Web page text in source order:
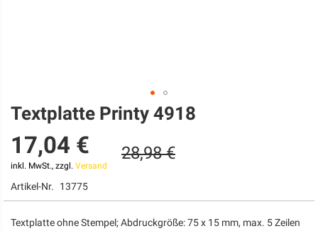
Zum
Anfang
der
Bildgalerie
springen
Textplatte Printy 4918
17,04 €
inkl. MwSt., zzgl. Versand
28,98 €
Artikel-Nr. 13775
Textplatte ohne Stempel; Abdruckgröße: 75 x 15 mm, max. 5 Zeilen